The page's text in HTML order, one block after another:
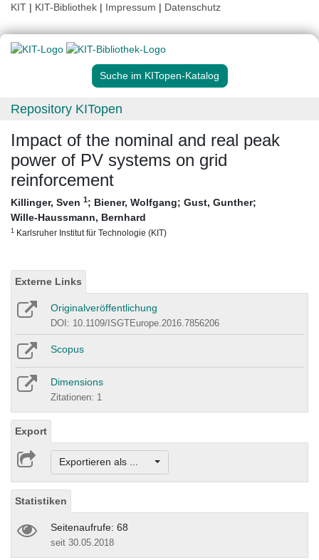
KIT | KIT-Bibliothek | Impressum | Datenschutz
Suche im KITopen-Katalog
Repository KITopen
Impact of the nominal and real peak
power of PV systems on grid
reinforcement
Killinger, Sven 1; Biener, Wolfgang; Gust, Gunther;
Wille-Haussmann, Bernhard
1 Karlsruher Institut für Technologie (KIT)
Externe Links
Originalveröffentlichung
DOI: 10.1109/ISGTEurope.2016.7856206
Scopus
Dimensions
Zitationen: 1
Export
Exportieren als ...
Statistiken
Seitenaufrufe: 68
seit 30.05.2018